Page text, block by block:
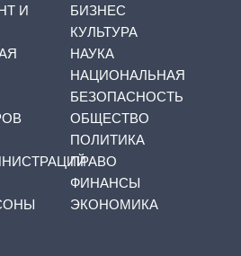
И
БИЗНЕС
КУЛЬТУРА
НАУКА
НАЦИОНАЛЬНАЯ
БЕЗОПАСНОСТЬ
ОБЩЕСТВО
ПОЛИТИКА
ПРАВО
ФИНАНСЫ
ЭКОНОМИКА